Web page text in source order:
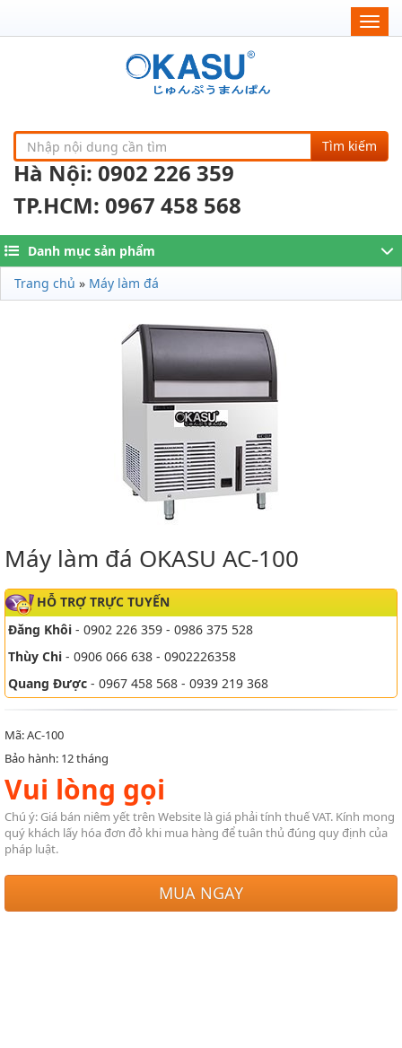
Tìm kiếm
Hà Nội: 0902 226 359
TP.HCM: 0967 458 568
Danh mục sản phẩm
Trang chủ » Máy làm đá
Máy làm đá OKASU AC-100
HỖ TRỢ TRỰC TUYẾN
Đăng Khôi - 0902 226 359 - 0986 375 528
Thùy Chi - 0906 066 638 - 0902226358
Quang Được - 0967 458 568 - 0939 219 368
Mã: AC-100
Bảo hành: 12 tháng
Vui lòng gọi
Chú ý: Giá bán niêm yết trên Website là giá phải tính thuế VAT. Kính mong
quý khách lấy hóa đơn đỏ khi mua hàng để tuân thủ đúng quy định của
pháp luật.
MUA NGAY